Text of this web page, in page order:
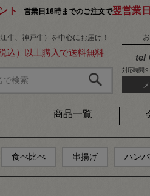
ト 営業日16時までのご注文で翌営業
牛、神戸牛）を中心にお届け！
込）以上購入で送料無料 tel
対応時間
商品一覧
食べ比べ 串揚げ ハン